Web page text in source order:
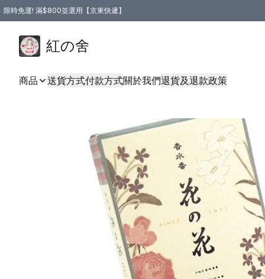
限時免運! 滿$800並選用【京東快遞】
紅の舍
商品 送貨方式付款方式關於我們退貨及退款政策